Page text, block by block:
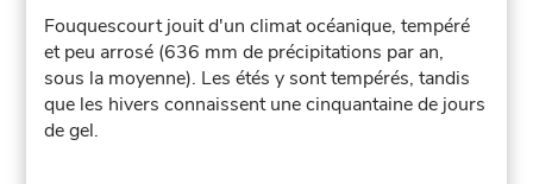
Fouquescourt jouit d'un climat océanique, tempéré
et peu arrosé (636 mm de précipitations par an,
sous la moyenne). Les étés y sont tempérés, tandis
que les hivers connaissent une cinquantaine de jours
de gel.